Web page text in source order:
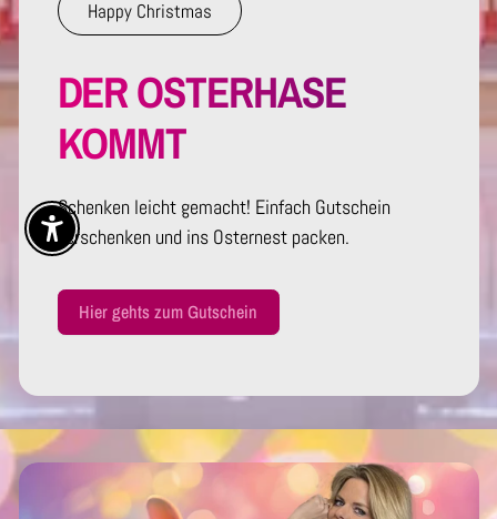
Happy Christmas
DER OSTERHASE
KOMMT
Schenken leicht gemacht! Einfach Gutschein
verschenken und ins Osternest packen.
Hier gehts zum Gutschein
Enable Accessibility